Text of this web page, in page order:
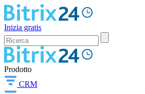
Inizia gratis
Prodotto
CRM